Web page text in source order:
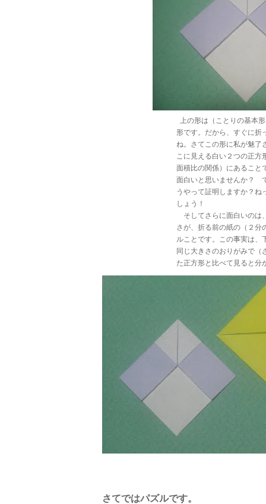
上の形は（ことりの基本
形です。だから、すぐに折
ね。さてこの形に私が魅了
こに見える白い２つの正方
面積比の関係）にあ
面白いと思いませんか？
うやって証明しますか？ね
しょ
そしてさらに面白いのは
さが、折る前の紙の（２分
ルことです。この事実は、
同じ大きさのおりがみで（
た正方形と比べて見る
さてではパズルです。